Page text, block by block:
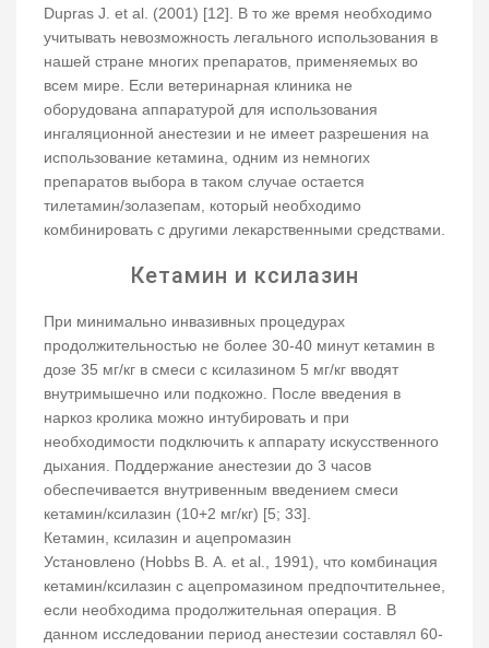
Dupras J. et al. (2001) [12]. В то же время необходимо
учитывать невозможность легального использования в
нашей стране многих препаратов, применяемых во
всем мире. Если ветеринарная клиника не
оборудована аппаратурой для использования
ингаляционной анестезии и не имеет разрешения на
использование кетамина, одним из немногих
препаратов выбора в таком случае остается
тилетамин/золазепам, который необходимо
комбинировать с другими лекарственными средствами.
Кетамин и ксилазин
При минимально инвазивных процедурах
продолжительностью не более 30-40 минут кетамин в
дозе 35 мг/кг в смеси с ксилазином 5 мг/кг вводят
внутримышечно или подкожно. После введения в
наркоз кролика можно интубировать и при
необходимости подключить к аппарату искусственного
дыхания. Поддержание анестезии до 3 часов
обеспечивается внутривенным введением смеси
кетамин/ксилазин (10+2 мг/кг) [5; 33].
Кетамин, ксилазин и ацепромазин
Установлено (Hobbs B. A. et al., 1991), что комбинация
кетамин/ксилазин с ацепромазином предпочтительнее,
если необходима продолжительная операция. В
данном исследовании период анестезии составлял 60-